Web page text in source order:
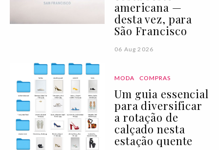
americana —
desta vez, para
São Francisco
06 Aug 2026
MODA COMPRAS
Um guia essencial
para diversificar
a rotação de
calçado nesta
estação quente